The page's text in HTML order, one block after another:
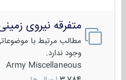
متفرقه نیروی زمینی
مطالب مرتبط با
وجود ندارد.
Army Miscellaneous